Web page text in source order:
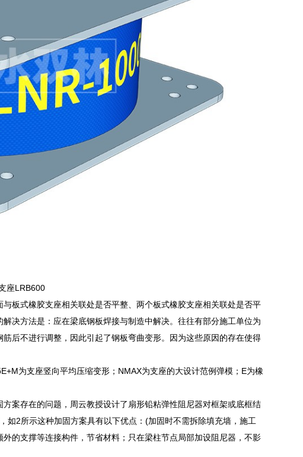
座LRB600
板式橡胶支座相关联处是否平整、两个板式橡胶支座相关联处是否平
决方法是：应在梁底钢板焊接与制造中解决。往往有部分施工单位为
后不进行调整，因此引起了钢板弯曲变形。因为这些原因的存在使得
为支座竖向平均压缩变形；NMAX为支座的大设计范例弹模；E为橡
案存在的问题，周云教授设计了扇形铅粘弹性阻尼器对框架或底框结
如2所示这种加固方案具有以下优点：(加固时不需拆除填充墙，施工
的支撑等连接构件，节省材料；只在梁柱节点局部加设阻尼器，不影